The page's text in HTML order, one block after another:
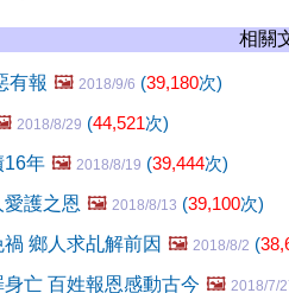
相關
有報 🖼️ 2018/9/6 (39,180次)
2018/8/29 (44,521次)
16年 🖼️ 2018/8/19 (39,444次)
護之恩 🖼️ 2018/8/13 (39,100次)
鄉人求乩解前因 🖼️ 2018/8/2 (
亡 百姓報恩感動古今 🖼️ 2018/7/